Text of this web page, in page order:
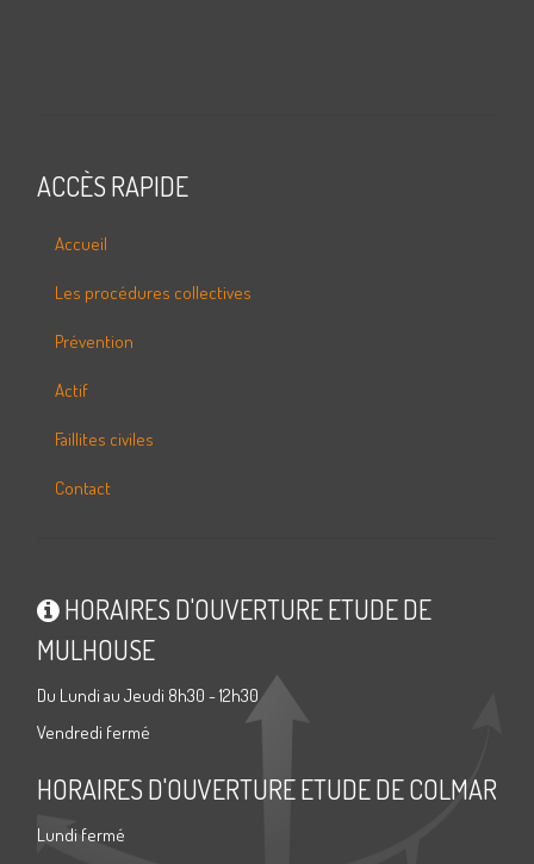
ACCÈS RAPIDE
Accueil
Les procédures collectives
Prévention
Actif
Faillites civiles
Contact
HORAIRES D'OUVERTURE ETUDE DE
MULHOUSE
Du Lundi au Jeudi 8h30 - 12h30
Vendredi fermé
HORAIRES D'OUVERTURE ETUDE DE COLMAR
Lundi fermé